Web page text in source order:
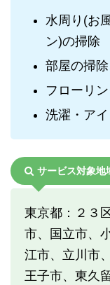
水周り(お
ン)の掃除
部屋の掃
フローリ
洗濯・ア
サービス対象地
東京都：２３
市、国立市、
江市、立川市
王子市、東久